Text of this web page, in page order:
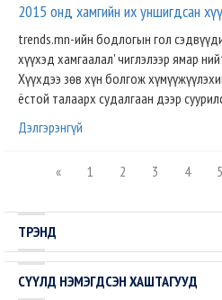
2015 онд хамгийн их уншигдсан
trends.mn-ийн бодлогын гол
хүүхэд хамгаалал' чиглэлээр ямар
Хүүхдээ зөв хүн болгож
ёстой талаарх судалгаан дээр
Дэлгэрэнгүй
« 1 2 3 4 5
ТРЭНД
СҮҮЛД НЭМЭГДСЭН ХАШТАГУУД